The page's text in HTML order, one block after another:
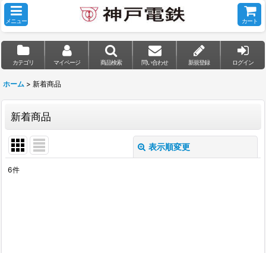
メニュー カート
カテゴリ マイページ 商品検索 問い合わせ 新規登録 ログイン
ホーム > 新着商品
新着商品
表示順変更
6件